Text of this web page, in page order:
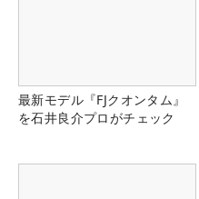
最新モデル『FJクオンタム』
を石井良介プロがチェック